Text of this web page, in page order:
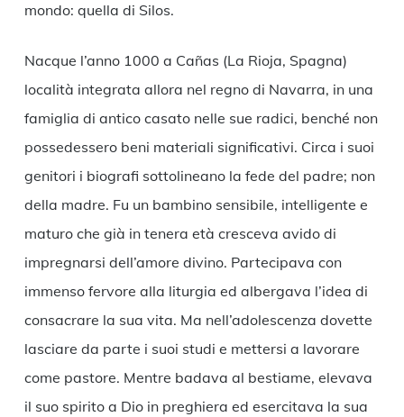
mondo: quella di Silos.
Nacque l’anno 1000 a Cañas (La Rioja, Spagna)
località integrata allora nel regno di Navarra, in una
famiglia di antico casato nelle sue radici, benché non
possedessero beni materiali significativi. Circa i suoi
genitori i biografi sottolineano la fede del padre; non
della madre. Fu un bambino sensibile, intelligente e
maturo che già in tenera età cresceva avido di
impregnarsi dell’amore divino. Partecipava con
immenso fervore alla liturgia ed albergava l’idea di
consacrare la sua vita. Ma nell’adolescenza dovette
lasciare da parte i suoi studi e mettersi a lavorare
come pastore. Mentre badava al bestiame, elevava
il suo spirito a Dio in preghiera ed esercitava la sua